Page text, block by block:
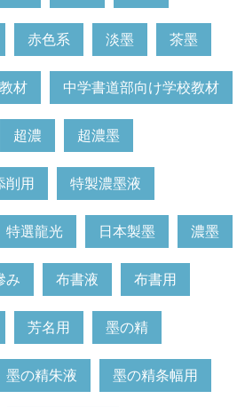
赤色系 淡墨 茶墨
材 中学書道部向け学校教材
超濃 超濃墨
削用 特製濃墨液
特選龍光 日本製墨 濃墨
み 布書液 布書用
芳名用 墨の精
墨の精朱液 墨の精条幅用